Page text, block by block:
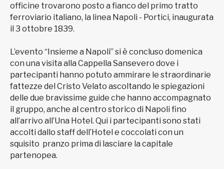
officine trovarono posto a fianco del primo tratto
ferroviario italiano, la linea Napoli - Portici, inaugurata
il 3 ottobre 1839.
L’evento “Insieme a Napoli” si è concluso domenica
con una visita alla Cappella Sansevero dove i
partecipanti hanno potuto ammirare le straordinarie
fattezze del Cristo Velato ascoltando le spiegazioni
delle due bravissime guide che hanno accompagnato
il gruppo, anche al centro storico di Napoli fino
all’arrivo all’Una Hotel. Qui i partecipanti sono stati
accolti dallo staff dell’Hotel e coccolati con un
squisito pranzo prima di lasciare la capitale
partenopea.